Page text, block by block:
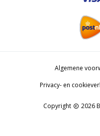
Algemene
Privacy- en
Copyright copyright 2026